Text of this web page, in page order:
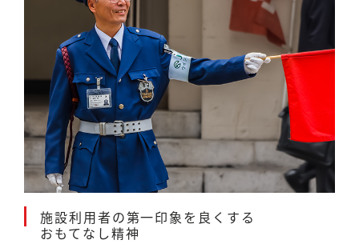
施設利用者の第一印象を良くする
おもてなし精神